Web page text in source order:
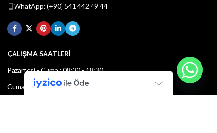
WhatApp: (+90) 541 442 49 44
ÇALIŞMA SAATLERİ
Pazartesi - Cuma : 08:30 - 18:30
Cumartesi : 08:30 - 13:00